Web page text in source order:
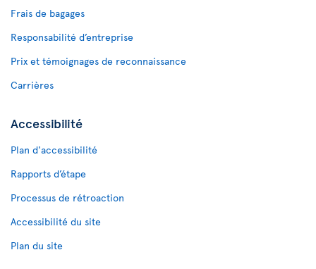
Frais de bagages
Responsabilité d’entreprise
Prix et témoignages de reconnaissance
Carrières
Accessibilité
Plan d'accessibilité
Rapports d’étape
Processus de rétroaction
Accessibilité du site
Plan du site